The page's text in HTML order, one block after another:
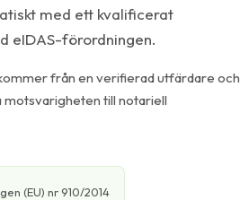
med ett kvalificerat
eIDAS-förordningen.
från en verifierad utfärdare och
motsvarigheten till notariell
(EU) nr 910/2014